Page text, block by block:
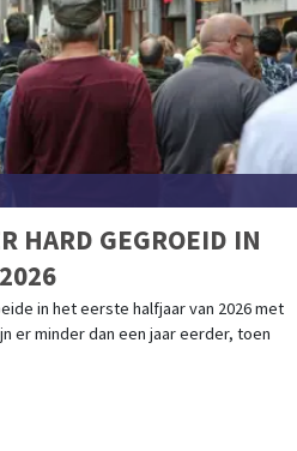
HARD GEGROEID IN
in het eerste halfjaar van 2026 met
er minder dan een jaar eerder, toen